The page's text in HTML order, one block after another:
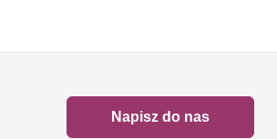
Napisz do nas